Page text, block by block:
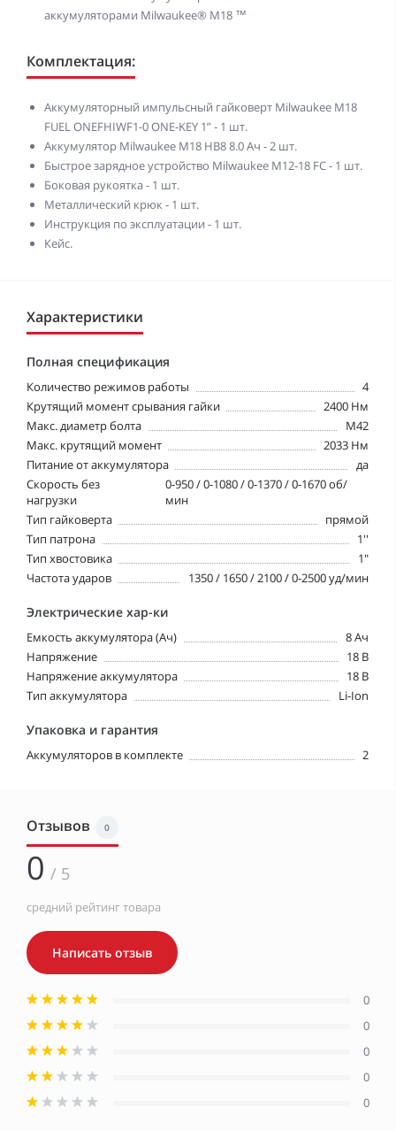
аккумуляторами Milwaukee® M18 ™
Комплектация:
Аккумуляторный импульсный гайковерт Milwaukee M18
FUEL ONEFHIWF1-0 ONE-KEY 1” - 1 шт.
Аккумулятор Milwaukee M18 HB8 8.0 Ач - 2 шт.
Быстрое зарядное устройство Milwaukee M12-18 FC - 1 шт.
Боковая рукоятка - 1 шт.
Металлический крюк - 1 шт.
Инструкция по эксплуатации - 1 шт.
Кейс.
Характеристики
Полная спецификация
Количество режимов работы
4
Крутящий момент срывания гайки
2400 Нм
Макс. диаметр болта
M42
Макс. крутящий момент
2033 Нм
Питание от аккумулятора
да
Скорость без
нагрузки
0-950 / 0-1080 / 0-1370 / 0-1670 об/
мин
Тип гайковерта
прямой
Тип патрона
1''
Тип хвостовика
1"
Частота ударов
1350 / 1650 / 2100 / 0-2500 уд/мин
Электрические хар-ки
Емкость аккумулятора (Ач)
8 Ач
Напряжение
18 В
Напряжение аккумулятора
18 В
Тип аккумулятора
Li-Ion
Упаковка и гарантия
Аккумуляторов в комплекте 2
Отзывов 0
0 / 5
средний рейтинг товара
Написать отзыв
0
0
0
0
0